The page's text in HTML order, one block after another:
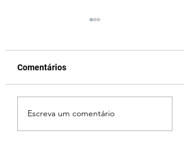
Vereador Edinho é
Uberlândia; polícia
Comentários
Escreva um comentário